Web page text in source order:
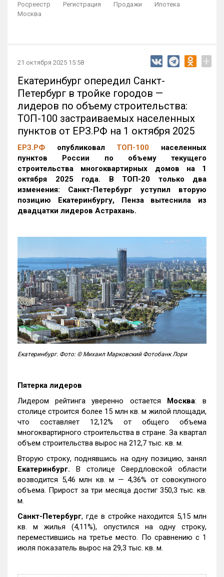
Росреестр Регистрация Продажи
Ипотека
Москва
21 октября 2025 15:58 +
Екатеринбург опередил Санкт-
Петербург в тройке городов —
лидеров по объему строительства:
ТОП-100 застраиваемых населенных
пунктов от ЕРЗ.РФ на 1 октября 2025
ЕРЗ.РФ опубликовал ТОП-100 населенных
пунктов России по объему текущего
строительства многоквартирных домов на 1
октября 2025 года. В ТОП-20 только два
изменения: Санкт-Петербург уступил вторую
позицию Екатеринбургу, Пенза вытеснила из
двадцатки лидеров Астрахань.
Екатеринбург. Фото: © Михаил Марковский Фотобанк Лори
Пятерка лидеров
Лидером рейтинга уверенно остается Москва: в
столице строится более 15 млн кв. м жилой площади,
что составляет 12,12% от общего объема
многоквартирного строительства в стране. За квартал
объем строительства вырос на 212,7 тыс. кв. м.
Вторую строку, поднявшись на одну позицию, занял
Екатеринбург. В столице Свердловской области
возводится 5,46 млн кв. м — 4,36% от совокупного
объема. Прирост за три месяца достиг 350,3 тыс. кв.
м.
Санкт-Петербург, где в стройке находится 5,15 млн
кв. м жилья (4,11%), опустился на одну строку,
переместившись на третье место. По сравнению с 1
июля показатель вырос на 29,3 тыс. кв. м.